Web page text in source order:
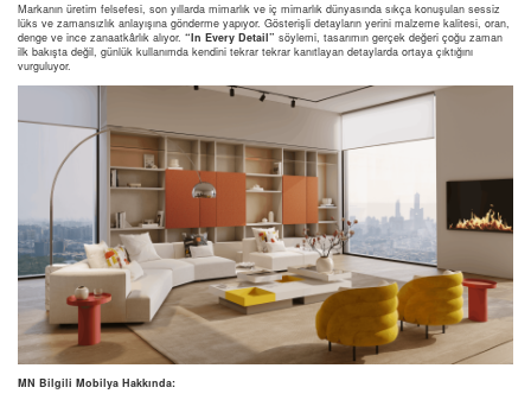
Markanın üretim felsefesi, son yıllarda mimarlık ve iç mimarlık dünyasında sıkça konuşulan sessiz
lüks ve zamansızlık anlayışına gönderme yapıyor. Gösterişli detayların yerini malzeme kalitesi, oran,
denge ve ince zanaatkârlık alıyor. “In Every Detail” söylemi, tasarımın gerçek değeri çoğu zaman
ilk bakışta değil, günlük kullanımda kendini tekrar tekrar kanıtlayan detaylarda ortaya çıktığını
vurguluyor.
MN Bilgili Mobilya Hakkında: